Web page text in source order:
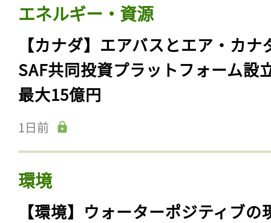
エネルギー・資源
【カナダ】エアバスとエア・カナ
SAF共同投資プラットフォーム設
最大15億円
1日前
環境
【環境】ウォーターポジティブの